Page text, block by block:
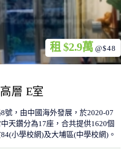
層 E室
號，由中國海外發展，於2020-07
天鑽分為17座，合共提供1620個
小學校網)及大埔區(中學校網)。
租 $2.9萬 @$48